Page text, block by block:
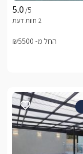
/5
החל מ- ₪5500